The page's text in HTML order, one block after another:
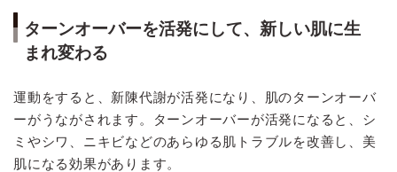
ターンオーバーを活発にして、新しい肌に生
まれ変わる
運動をすると、新陳代謝が活発になり、肌のターンオーバ
ーがうながされます。ターンオーバーが活発になると、シ
ミやシワ、ニキビなどのあらゆる肌トラブルを改善し、美
肌になる効果があります。